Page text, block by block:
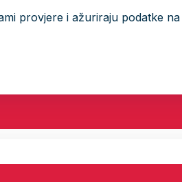
provjere i ažuriraju podatke